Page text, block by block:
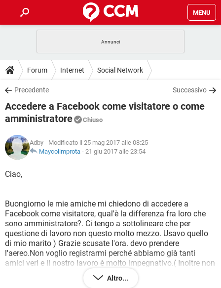
MENU
INTRATTENIMENTO ANDROID
iOS
INSTAGRAM WHATSAPP
TIKTOK
HARDWARE
GUIDE
COVID-19
iOS
TIKTOK FACEBOOK
DOWNLOAD
COVID-19 GAMING
INTRATTENIMENTO
iOS WINDOWS 10
INSTAGRAM
TIKTOK
FORUM
INTRATTENIMENTO ANDROID
TIKTOK FACEBOOK
HARDWARE
GLOSSARIO
COVID-19
INTRATTENIMENTO
INSTAGRAM WHATSAPP
TIKTOK FACEBOOK
HARDWARE
Forum Internet Social Network
Precedente Successivo
Accedere a Facebook come visitatore o come
amministratore
Chiuso
Adby - Modificato il 25 mag 2017 alle 08:25
Maycolimprota - 21 giu 2017 alle 23:54
Ciao,
Buongiorno le mie amiche mi chiedono di accedere a
Facebook come visitatore, qual'è la differenza fra loro che
sono amministratore?. Ci tengo a sottolineare che per
questione di lavoro non questo molto mezzo. Usavo quello
di mio marito ) Grazie scusate l'ora. devo prendere
l'aereo.Non voglio registrarmi perché abbiamo già tanti
amici veri e il nostro lavoro è molto impegnativo.( Inoltre non
sapendo nulla come mia figlia, mi aiuta mia amica e il mio
telefono mi è stato derubato ! ) Ho devo registrarmi lo stesso
Altro...